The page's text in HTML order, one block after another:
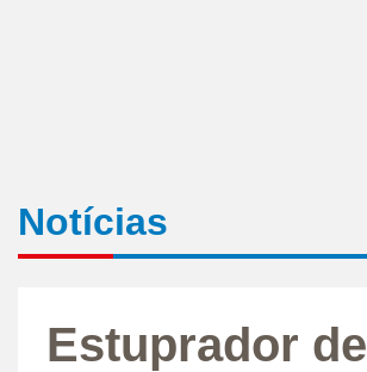
Notícias
Estuprador de